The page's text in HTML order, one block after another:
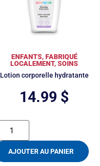
ENFANTS, FABRIQUÉ
LOCALEMENT, SOINS
Lotion corporelle hydratante
14.99 $
AJOUTER AU PANIER